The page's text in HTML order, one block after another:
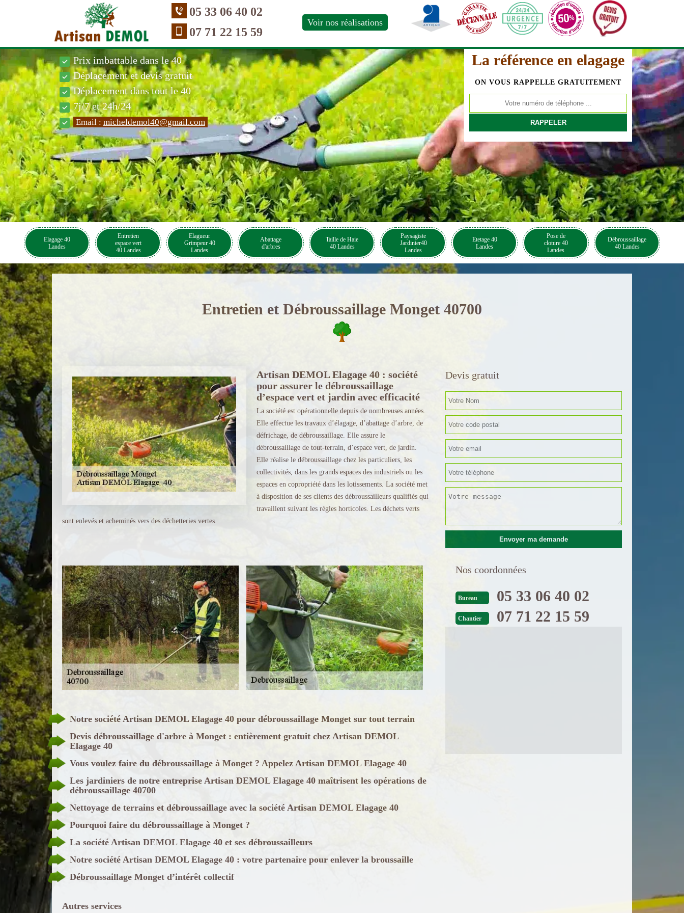
05 33 06 40 02
07 71 22 15 59
Voir nos réalisations
La référence en elagage
ON VOUS RAPPELLE GRATUITEMENT
Prix imbattable dans le 40
Déplacement et devis gratuit
Déplacement dans tout le 40
7j/7 et 24h/24
Email : micheldemol40@gmail.com
Elagage 40
Landes
Entretien
espace vert
40 Landes
Elagueur
Grimpeur 40
Landes
Abattage
d'arbres
Taille de Haie
40 Landes
Paysagiste
Jardinier40
Landes
Etetage 40
Landes
Pose de
cloture 40
Landes
Débroussaillage
40 Landes
Entretien et Débroussaillage Monget 40700
Artisan DEMOL Elagage 40 : société
pour assurer le débroussaillage
d’espace vert et jardin avec efficacité
La société est opérationnelle depuis de nombreuses années.
Elle effectue les travaux d’élagage, d’abattage d’arbre, de
défrichage, de débroussaillage. Elle assure le
débroussaillage de tout-terrain, d’espace vert, de jardin.
Elle réalise le débroussaillage chez les particuliers, les
collectivités, dans les grands espaces des industriels ou les
espaces en copropriété dans les lotissements. La société met
à disposition de ses clients des débroussailleurs qualifiés qui
travaillent suivant les règles horticoles. Les déchets verts
sont enlevés et acheminés vers des déchetteries vertes.
Notre société Artisan DEMOL Elagage 40 pour débroussaillage Monget sur tout terrain
Devis débroussaillage d'arbre à Monget : entièrement gratuit chez Artisan DEMOL
Elagage 40
Vous voulez faire du débroussaillage à Monget ? Appelez Artisan DEMOL Elagage 40
Les jardiniers de notre entreprise Artisan DEMOL Elagage 40 maîtrisent les opérations de
débroussaillage 40700
Nettoyage de terrains et débroussaillage avec la société Artisan DEMOL Elagage 40
Pourquoi faire du débroussaillage à Monget ?
La société Artisan DEMOL Elagage 40 et ses débroussailleurs
Notre société Artisan DEMOL Elagage 40 : votre partenaire pour enlever la broussaille
Débroussaillage Monget d’intérêt collectif
Devis gratuit
Nos coordonnées
Bureau 05 33 06 40 02
Chantier 07 71 22 15 59
Autres services